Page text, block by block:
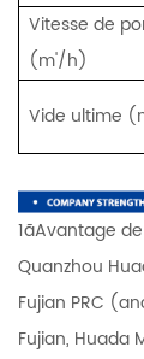
Vitesse de
(m'/h)
Vide ultime
1ãAvantage
Quanzhou
Fujian PRC
Fujian, Huada